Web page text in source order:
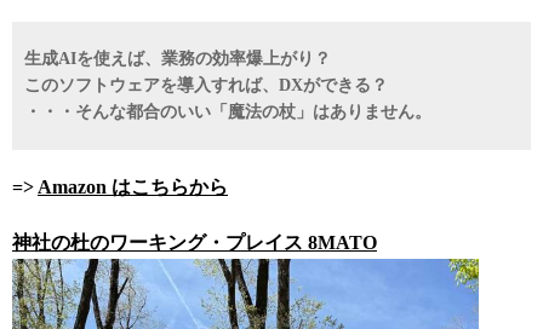
生成AIを使えば、業務の効率爆上がり？
このソフトウェアを導入すれば、DXができる？
・・・そんな都合のいい「魔法の杖」はありません。
=> Amazon はこちらから
神社の杜のワーキング・プレイス 8MATO